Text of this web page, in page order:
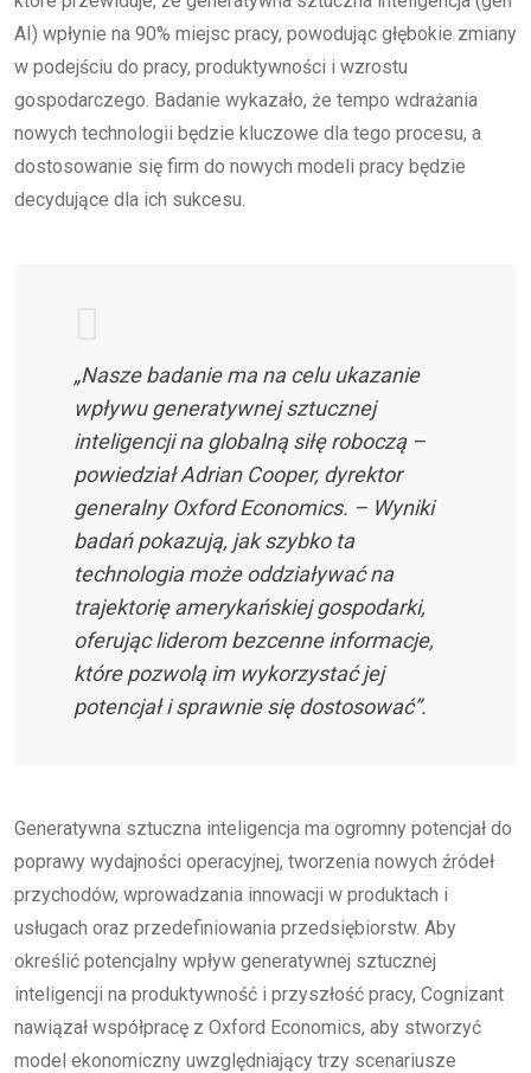
AI) wpłynie na 90% miejsc pracy, powodując głębokie zmiany
w podejściu do pracy, produktywności i wzrostu
gospodarczego. Badanie wykazało, że tempo wdrażania
nowych technologii będzie kluczowe dla tego procesu, a
dostosowanie się firm do nowych modeli pracy będzie
decydujące dla ich sukcesu.
„Nasze badanie ma na celu ukazanie
wpływu generatywnej sztucznej
inteligencji na globalną siłę roboczą –
powiedział Adrian Cooper, dyrektor
generalny Oxford Economics. – Wyniki
badań pokazują, jak szybko ta
technologia może oddziaływać na
trajektorię amerykańskiej gospodarki,
oferując liderom bezcenne informacje,
które pozwolą im wykorzystać jej
potencjał i sprawnie się dostosować”.
Generatywna sztuczna inteligencja ma ogromny potencjał do
poprawy wydajności operacyjnej, tworzenia nowych źródeł
przychodów, wprowadzania innowacji w produktach i
usługach oraz przedefiniowania przedsiębiorstw. Aby
określić potencjalny wpływ generatywnej sztucznej
inteligencji na produktywność i przyszłość pracy, Cognizant
nawiązał współpracę z Oxford Economics, aby stworzyć
model ekonomiczny uwzględniający trzy scenariusze